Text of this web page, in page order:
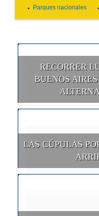
Parques nacionales
RECORRER
BUENOS
LAS CÚPULAS